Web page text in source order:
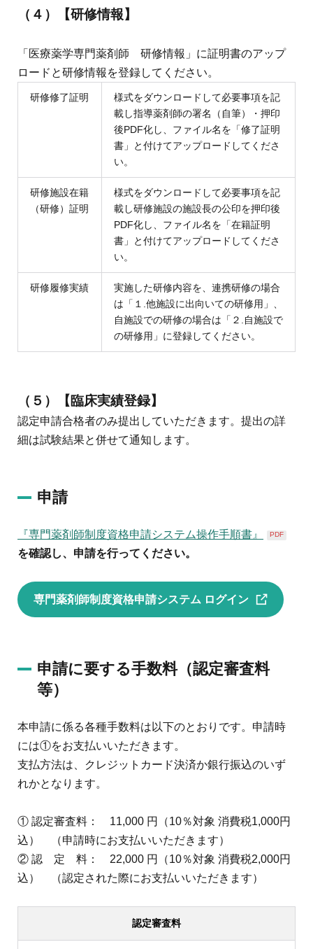
（４） 【研修情報】
「医療薬学専門薬剤師 研修情報」に証明書のアップ
ロードと研修情報を登録してください。
研修修了証明
様式をダウンロードして必要事項を記
載し指導薬剤師の署名（自筆）・押印
後PDF化し、ファイル名を「修了証明
書」と付けてアップロードしてくださ
い。
研修施設在籍
（研修）証明
様式をダウンロードして必要事項を記
載し研修施設の施設長の公印を押印後
PDF化し、ファイル名を「在籍証明
書」と付けてアップロードしてくださ
い。
研修履修実績
実施した研修内容を、連携研修の場合
は「１.他施設に出向いての研修用」、
自施設での研修の場合は「２.自施設で
の研修用」に登録してください。
（５） 【臨床実績登録】
認定申請合格者のみ提出していただきます。提出の詳
細は試験結果と併せて通知します。
申請
『専門薬剤師制度資格申請システム操作手順書』 PDF
を確認し、申請を行ってください。
専門薬剤師制度資格申請システム ログイン
申請に要する手数料（認定審査料
等）
本申請に係る各種手数料は以下のとおりです。申請時
には①をお支払いいただきます。
支払方法は、クレジットカード決済か銀行振込のいず
れかとなります。
① 認定審査料： 11,000 円（10％対象 消費税1,000円
込） （申請時にお支払いいただきます）
② 認 定 料： 22,000 円（10％対象 消費税2,000円
込） （認定された際にお支払いいただきます）
認定審査料